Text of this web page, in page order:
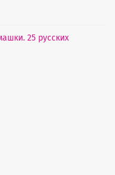
25 русских